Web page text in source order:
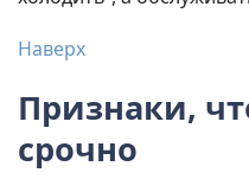
Наверх
Признаки,
срочно